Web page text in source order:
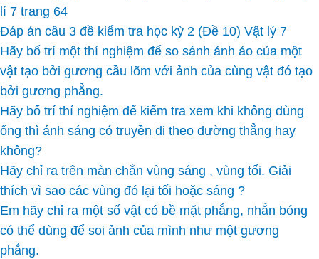
lí 7 trang 64
Đáp án câu 3 đề kiểm tra học kỳ 2 (Đề 10) Vật lý 7
Hãy bố trí một thí nghiệm để so sánh ảnh ảo của một
vật tạo bởi gương cầu lõm với ảnh của cùng vật đó tạo
bởi gương phẳng.
Hãy bố trí thí nghiệm để kiểm tra xem khi không dùng
ống thì ánh sáng có truyền đi theo đường thẳng hay
không?
Hãy chỉ ra trên màn chắn vùng sáng , vùng tối. Giải
thích vì sao các vùng đó lại tối hoặc sáng ?
Em hãy chỉ ra một số vật có bề mặt phẳng, nhẵn bóng
có thể dùng để soi ảnh của mình như một gương
phẳng.